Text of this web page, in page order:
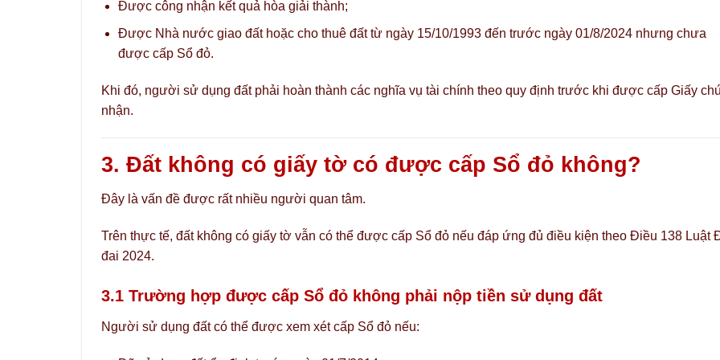
Được công nhận kết quả hòa giải thành;
Được Nhà nước giao đất hoặc cho thuê đất từ ngày 15/10/1993 đến trước ngày 01/8/2024 nhưng chưa
được cấp Sổ đỏ.
Khi đó, người sử dụng đất phải hoàn thành các nghĩa vụ tài chính theo quy định trước khi được cấp Giấy
nhận.
3. Đất không có giấy tờ có được cấp Sổ đỏ không?
Đây là vấn đề được rất nhiều người quan tâm.
Trên thực tế, đất không có giấy tờ vẫn có thể được cấp Sổ đỏ nếu đáp ứng đủ điều kiện theo Điều 138 Luật
đai 2024.
3.1 Trường hợp được cấp Sổ đỏ không phải nộp tiền sử dụng đất
Người sử dụng đất có thể được xem xét cấp Sổ đỏ nếu: